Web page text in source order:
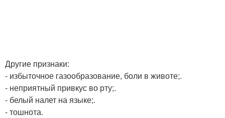
Другие признаки:
- избыточное газообразование, боли в животе;.
- неприятный привкус во рту;.
- белый налет на языке;.
- тошнота.